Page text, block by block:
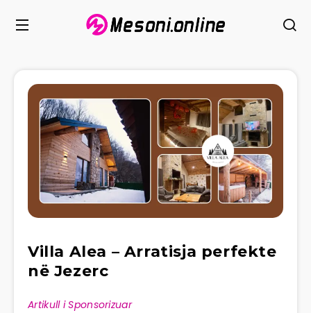
Villa Alea – Arratisja perfekte
në Jezerc
Artikull i Sponsorizuar